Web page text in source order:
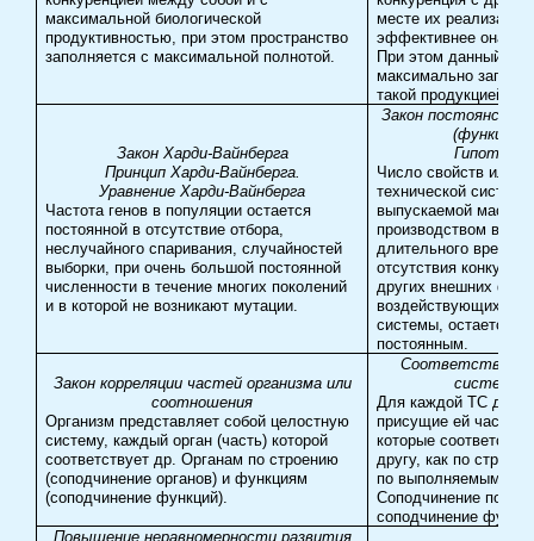
максимальной биологической
продуктивностью, при этом пространство
заполняется с максимальной полнотой.
месте их
эффективнее она
При этом данный
максимально
такой продукцией.
Закон Харди-Вайнберга
Принцип Харди-Вайнберга.
Уравнение Харди-Вайнберга
Частота генов в популяции остается
постоянной в отсутствие отбора,
неслучайного спаривания, случайностей
выборки, при очень большой постоянной
численности в течение многих поколений
и в которой не возникают мутации.
Закон постоянства
(функций)
Гипотеза
Число свойств или
технической
выпускаемой
производством в
длительного
отсутствия
других внешних
воздействующих на
системы, остается
постоянным.
Закон корреляции частей организма или
соотношения
Организм представляет собой целостную
систему, каждый орган (часть) которой
соответствует др. Органам по строению
(соподчинение органов) и функциям
(соподчинение функций).
Соответствия
системы
Для каждой ТС
присущие ей части
которые
другу, как по
по выполняемым
Соподчинение
соподчинение
Повышение неравномерности развития